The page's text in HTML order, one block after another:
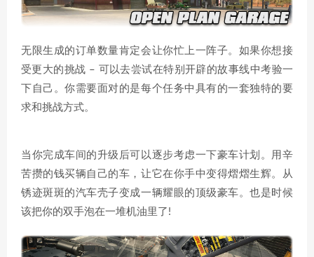
无限生成的订单数量肯定会让你忙上一阵子。如果你想接
受更大的挑战 – 可以去尝试在特别开辟的故事线中考验一
下自己。你需要面对的是每个任务中具有的一套独特的要
求和挑战方式。
当你完成车间的升级后可以逐步考虑一下豪车计划。用辛
苦攒的钱买辆自己的车，让它在你手中变得熠熠生辉。从
锈迹斑斑的汽车壳子变成一辆耀眼的顶级豪车。也是时候
该把你的双手泡在一堆机油里了!